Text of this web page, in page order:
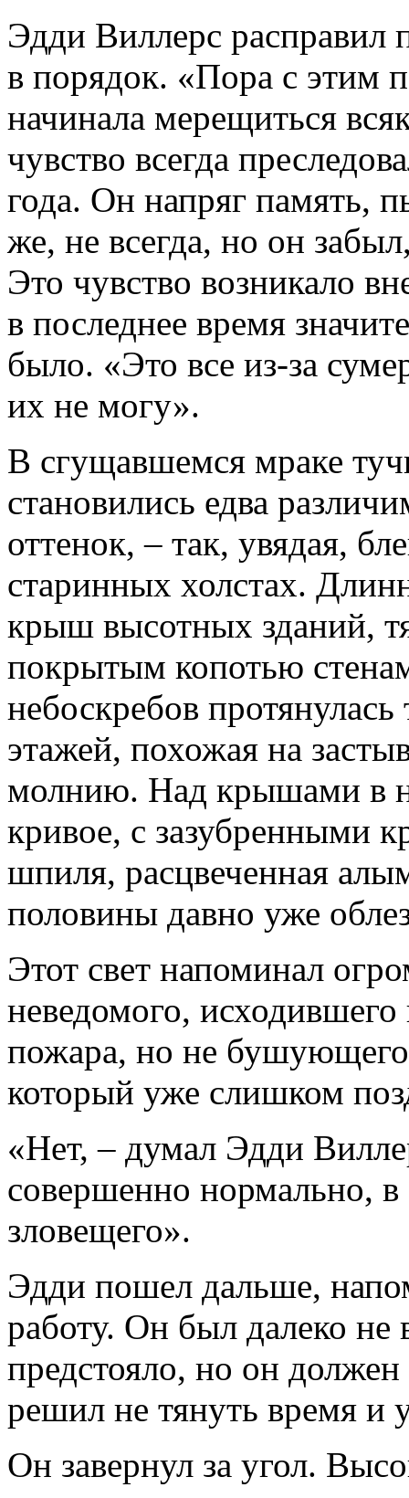
Эдди Виллерс расправил
в порядок. «Пора с этим
начинала мерещиться
чувство всегда
года. Он напряг память,
же, не всегда, но он
Это чувство возникало
в последнее время
было. «Это все из-за
их не могу».
В сгущавшемся мраке
становились едва
оттенок, – так, увядая,
старинных холстах.
крыш высотных зданий,
покрытым копотью
небоскребов
этажей, похожая на
молнию. Над крышами в
кривое, с зазубренными
шпиля, расцвеченная
половины давно уже
Этот свет напоминал
неведомого, исходившего
пожара, но не
который уже слишком
«Нет, – думал Эдди
совершенно нормально, в
зловещего».
Эдди пошел дальше,
работу. Он был далеко не
предстояло, но он
решил не тянуть время и
Он завернул за угол.